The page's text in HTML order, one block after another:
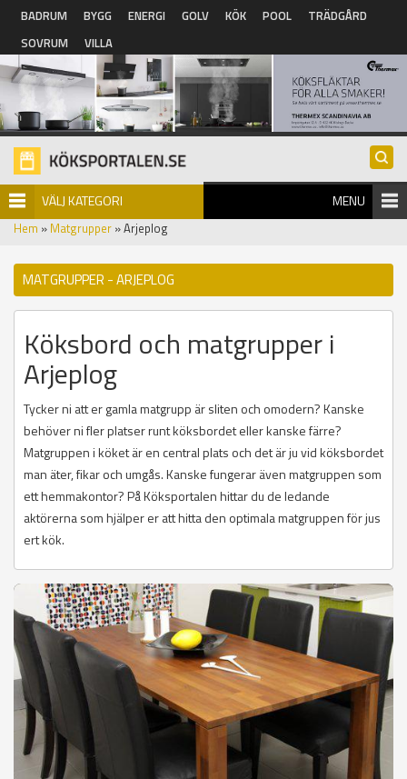
Hoppa till huvudinnehåll
BADRUM BYGG ENERGI GOLV KÖK POOL
TRÄDGÅRD
SOVRUM
VILLA
VÄLJ KATEGORI MENU
Hem » Matgrupper » Arjeplog
MATGRUPPER - ARJEPLOG
Köksbord och matgrupper i
Arjeplog
Tycker ni att er gamla matgrupp är sliten och omodern? Kanske
behöver ni fler platser runt köksbordet eller kanske färre?
Matgruppen i köket är en central plats och det är ju vid köksbordet
man äter, fikar och umgås. Kanske fungerar även matgruppen som
ett hemmakontor? På Köksportalen hittar du de ledande
aktörerna som hjälper er att hitta den optimala matgruppen för jus
ert kök.